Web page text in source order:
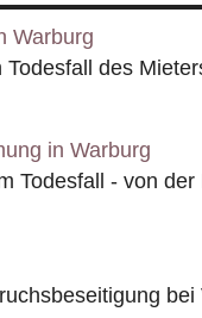
Warburg
des
in Warburg
Todesfall - von
bei